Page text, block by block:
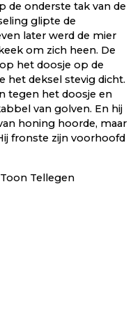
de onderste tak van de
glipte de
later werd de mier
om zich heen. De
het doosje op de
het deksel stevig dicht.
tegen het doosje en
van golven. En hij
honing hoorde, maar
fronste zijn voorhoofd
Toon Tellegen